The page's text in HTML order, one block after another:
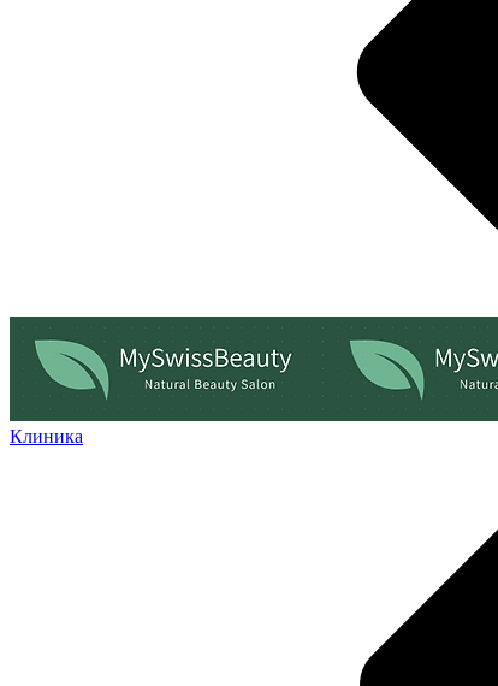
Клиника